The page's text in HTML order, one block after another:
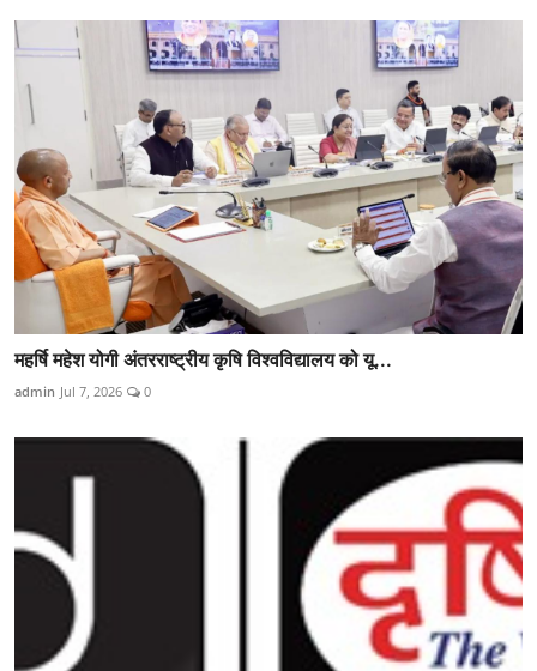
महर्षि महेश योगी अंतरराष्ट्रीय कृषि विश्वविद्यालय को यू...
admin Jul 7, 2026 0